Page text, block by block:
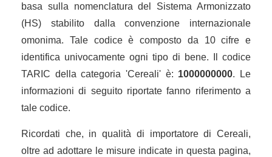
basa sulla nomenclatura del Sistema Armonizzato
(HS) stabilito dalla convenzione internazionale
omonima. Tale codice è composto da 10 cifre e
identifica univocamente ogni tipo di bene. Il codice
TARIC della categoria 'Cereali' è: 1000000000. Le
informazioni di seguito riportate fanno riferimento a
tale codice.
Ricordati che, in qualità di importatore di Cereali,
oltre ad adottare le misure indicate in questa pagina,